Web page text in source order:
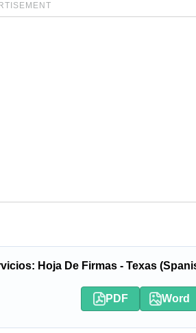
Hoja De Firmas - Texas
PDF Word